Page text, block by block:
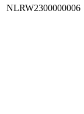
NLRW2300000006